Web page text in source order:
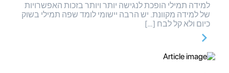
למידה תמילי הופכת לנגישה יותר ויותר בזכות האפשרויות
של למידה מקוונת. יש הרבה יישומי לומד שפה תמילי בשוק
כיום ולא קל לבח […]